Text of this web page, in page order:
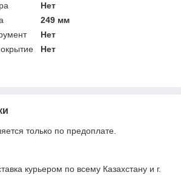
Нет
249 мм
Нет
Нет
только по предоплате.
курьером по всему Казахстану и г.